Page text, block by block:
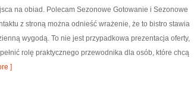
na obiad. Polecam Sezonowe Gotowanie i Sezonowe
z stroną można odnieść wrażenie, że to bistro stawia
wygodą. To nie jest przypadkowa prezentacja oferty,
rolę praktycznego przewodnika dla osób, które chcą
]